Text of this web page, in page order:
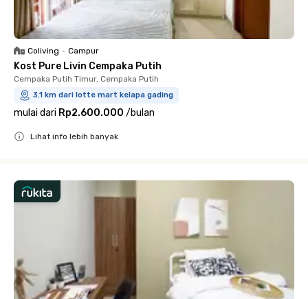
Coliving • Campur
Kost Pure Livin Cempaka Putih
Cempaka Putih Timur, Cempaka Putih
3.1 km dari lotte mart kelapa gading
mulai dari Rp2.600.000 /bulan
Lihat info lebih banyak